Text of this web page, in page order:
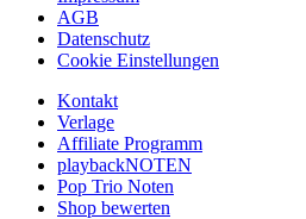
AGB
Datenschutz
Cookie Einstellungen
Kontakt
Verlage
Affiliate Programm
playbackNOTEN
Pop Trio Noten
Shop bewerten